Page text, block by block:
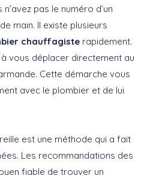
pas le numéro d’un
main. Il existe plusieurs
chauffagiste rapidement.
vous déplacer directement au
Cette démarche vous
avec le plombier et de lui
est une méthode qui a fait
Les recommandations des
fiable de trouver un